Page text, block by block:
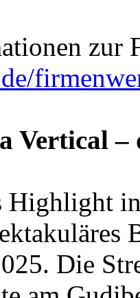
zur
Vertical
Highlight
Die